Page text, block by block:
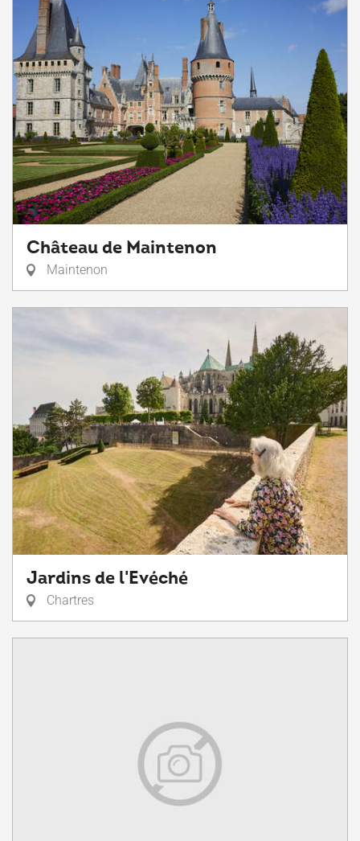
Château de Maintenon
Maintenon
Jardins de l'Evéché
Chartres